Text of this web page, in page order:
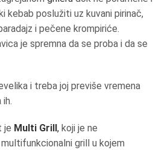
kebab poslužiti uz kuvani pirinač,
i pečene krompiriće.
je spremna da se proba i da se
i treba joj previše vremena
je Multi Grill , koji je ne
grill u kojem